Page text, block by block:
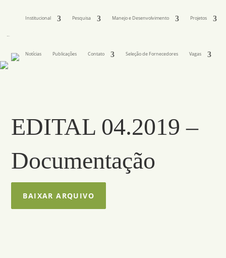
Institucional Pesquisa Manejo e Desenvolvimento Projetos
Notícias Publicações Contato Seleção de Fornecedores Vagas
EDITAL 04.2019 –
Documentação
BAIXAR ARQUIVO